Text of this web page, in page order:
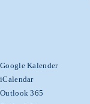
Google Kalender
iCalendar
Outlook 365